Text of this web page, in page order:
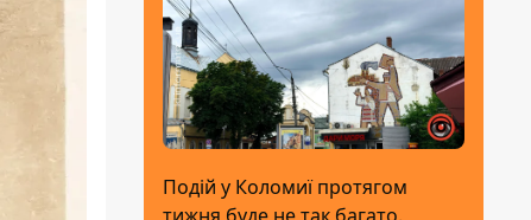
Подій у Коломиї протягом